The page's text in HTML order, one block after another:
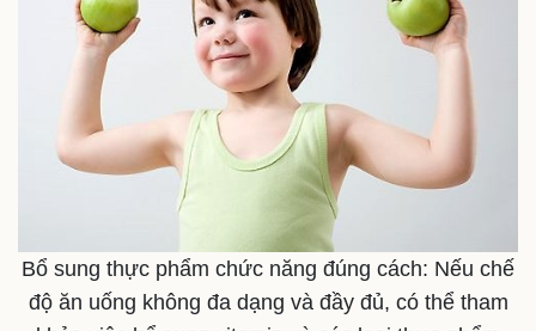
Bổ sung thực phẩm chức năng đúng cách: Nếu chế
độ ăn uống không đa dạng và đầy đủ, có thể tham